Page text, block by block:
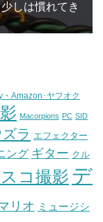
しは慣れてき
・Amazon･ヤフオク
Macorpions PC SID
ズラ エフェクター
ング ギター クル
コ撮影 デ
リオ ミュージシ